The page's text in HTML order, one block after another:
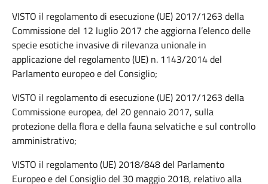
VISTO il regolamento di esecuzione (UE) 2017/1263 della
Commissione del 12 luglio 2017 che aggiorna l’elenco delle
specie esotiche invasive di rilevanza unionale in
applicazione del regolamento (UE) n. 1143/2014 del
Parlamento europeo e del Consiglio;
VISTO il regolamento di esecuzione (UE) 2017/1263 della
Commissione europea, del 20 gennaio 2017, sulla
protezione della flora e della fauna selvatiche e sul controllo
amministrativo;
VISTO il regolamento (UE) 2018/848 del Parlamento
Europeo e del Consiglio del 30 maggio 2018, relativo alla